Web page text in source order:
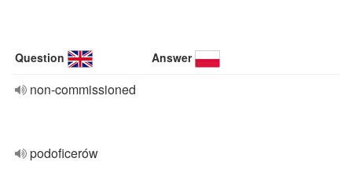
Question Answer
non-commissioned
podoficerów